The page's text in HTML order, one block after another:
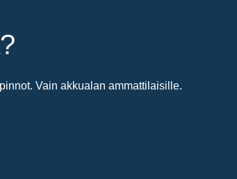
Vain akkualan ammattilaisille.